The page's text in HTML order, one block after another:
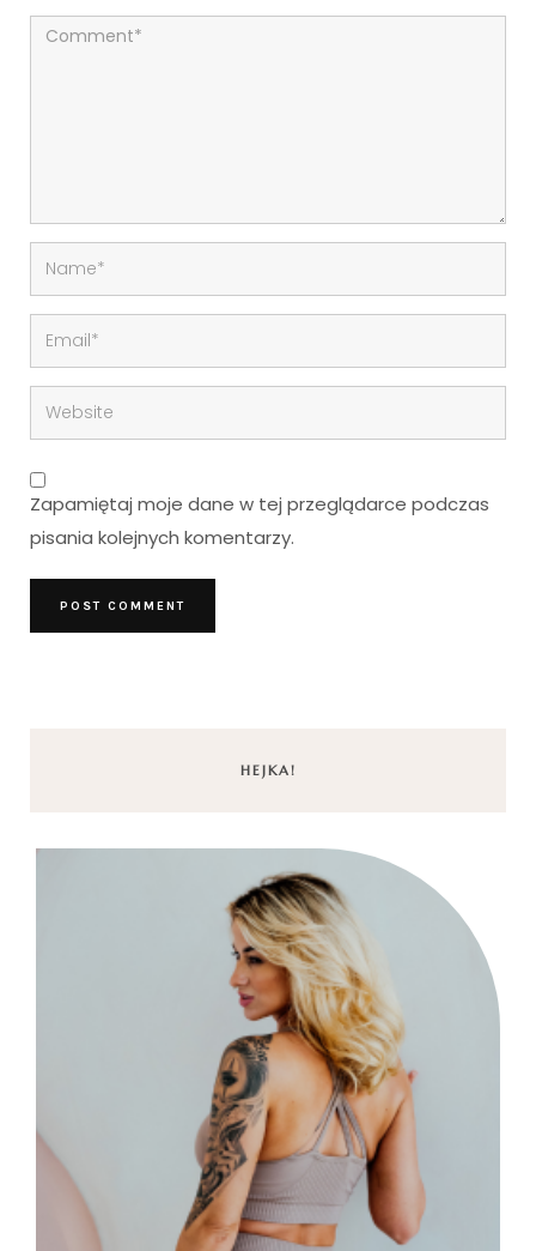
Zapamiętaj moje dane w tej przeglądarce podczas
pisania kolejnych komentarzy.
HEJKA!